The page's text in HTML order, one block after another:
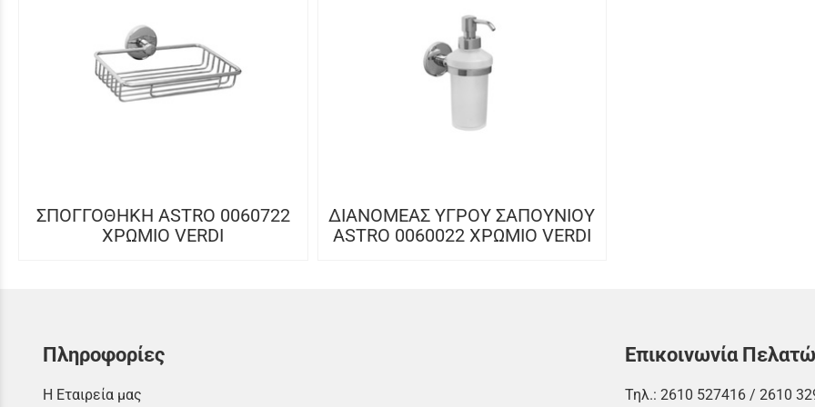
ΣΠΟΓΓΟΘΗΚΗ ASTRO 0060722
ΧΡΩΜΙΟ VERDI
ΔΙΑΝΟΜΕΑΣ ΥΓΡΟΥ ΣΑΠΟΥΝΙΟΥ
ASTRO 0060022 ΧΡΩΜΙΟ VERDI
Πληροφορίες
Η Εταιρεία μας
Επικοινωνία
Τηλ.: 2610 527416 / 2610